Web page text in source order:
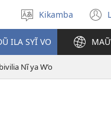
Nyuva
kĩthyomo
Kikamba
ILA SYĨ VO
Nĩ ya W’o